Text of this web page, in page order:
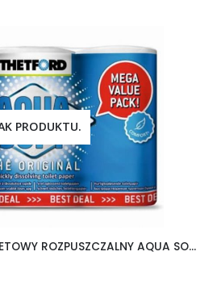
PRODUKTU.
THETFORD PAPIER TOALETOWY ROZPUSZCZALNY AQUA SOFT 6 ROLEK